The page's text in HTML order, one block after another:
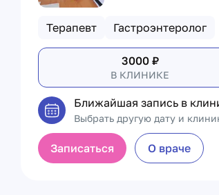
Терапевт Гастроэнтеролог
3000₽
В КЛИНИКЕ
Ближайшая запись в
Выбрать другую дату и
Записаться О враче